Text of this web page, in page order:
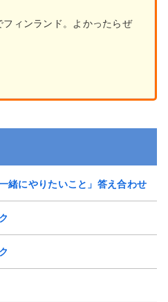
ィンランド。よかったらぜ
にやりたいこと」答え合わせ